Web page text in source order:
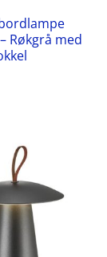
Røkgrå med